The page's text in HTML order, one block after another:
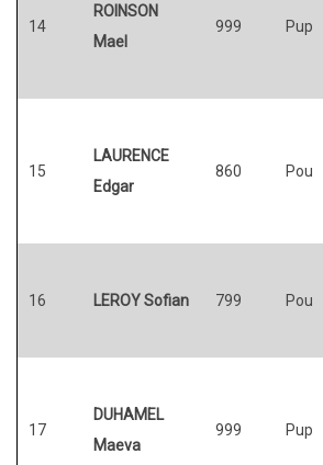
14
ROINSON
Mael
999 Pup
15
LAURENCE
Edgar
860 Pou
16 LEROY Sofian 799 Pou
17
DUHAMEL
Maeva
999 Pup